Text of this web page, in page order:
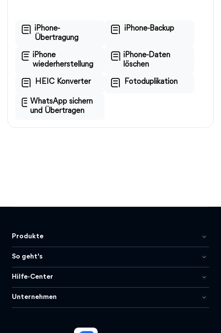
iPhone-
Übertragung
iPhone-Backup
iPhone
wiederherstellung
iPhone-Daten
löschen
HEIC Konverter Fotoduplikation
WhatsApp sichern
und Übertragen
Produkte
So geht's
Hilfe-Center
Unternehmen